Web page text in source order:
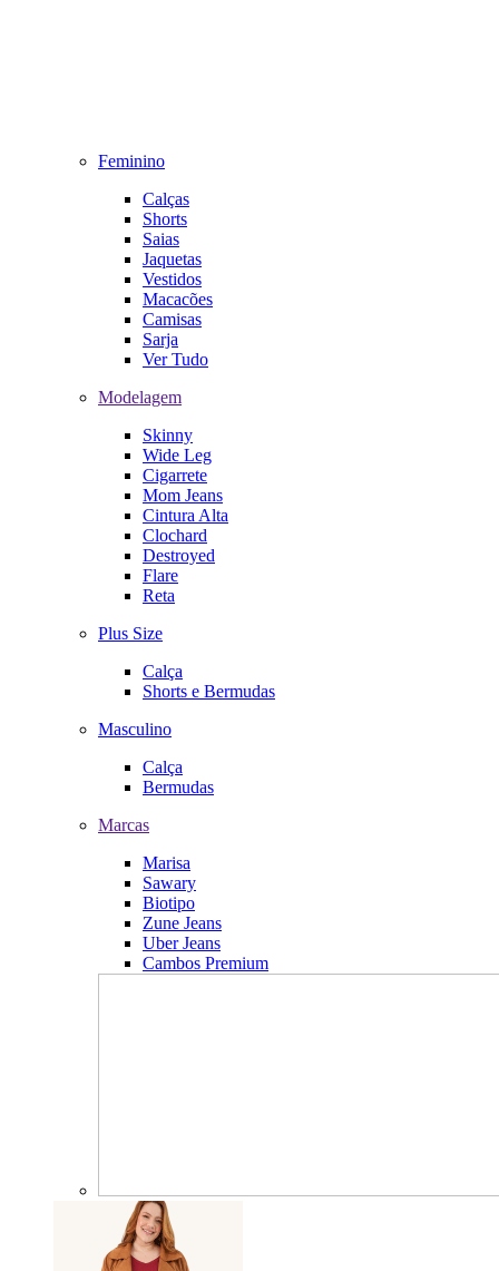
Feminino
Calças
Shorts
Saias
Jaquetas
Vestidos
Macacões
Camisas
Sarja
Ver Tudo
Modelagem
Skinny
Wide Leg
Cigarrete
Mom Jeans
Cintura Alta
Clochard
Destroyed
Flare
Reta
Plus Size
Calça
Shorts e Bermudas
Masculino
Calça
Bermudas
Marcas
Marisa
Sawary
Biotipo
Zune Jeans
Uber Jeans
Cambos Premium